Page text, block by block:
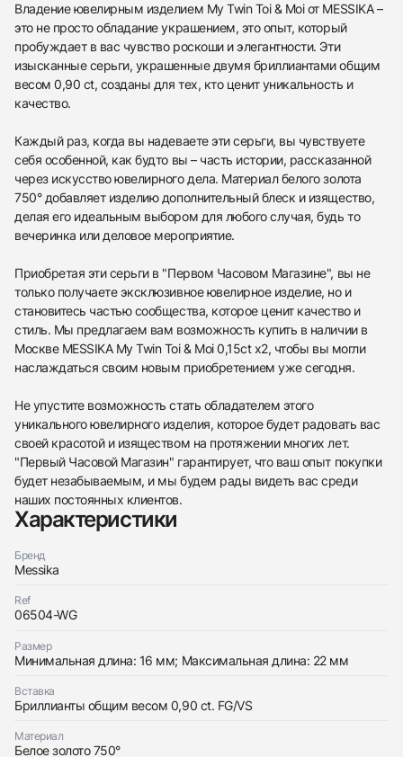
Владение ювелирным изделием My Twin Toi & Moi от MESSIKA –
это не просто обладание украшением, это опыт, который
пробуждает в вас чувство роскоши и элегантности. Эти
изысканные серьги, украшенные двумя бриллиантами общим
весом 0,90 ct, созданы для тех, кто ценит уникальность и
качество.
Каждый раз, когда вы надеваете эти серьги, вы чувствуете
себя особенной, как будто вы – часть истории, рассказанной
через искусство ювелирного дела. Материал белого золота
750° добавляет изделию дополнительный блеск и изящество,
делая его идеальным выбором для любого случая, будь то
вечеринка или деловое мероприятие.
Приобретая эти серьги в "Первом Часовом Магазине", вы не
только получаете эксклюзивное ювелирное изделие, но и
становитесь частью сообщества, которое ценит качество и
стиль. Мы предлагаем вам возможность купить в наличии в
Москве MESSIKA My Twin Toi & Moi 0,15ct x2, чтобы вы могли
наслаждаться своим новым приобретением уже сегодня.
Не упустите возможность стать обладателем этого
уникального ювелирного изделия, которое будет радовать вас
своей красотой и изяществом на протяжении многих лет.
"Первый Часовой Магазин" гарантирует, что ваш опыт покупки
будет незабываемым, и мы будем рады видеть вас среди
наших постоянных клиентов.
Характеристики
Бренд
Messika
Ref
06504-WG
Размер
Минимальная длина: 16 мм; Максимальная длина: 22 мм
Вставка
Бриллианты общим весом 0,90 ct. FG/VS
Материал
Белое золото 750°